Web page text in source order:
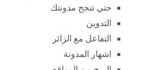
حتي تنجح مدونتك
التدوين
التفاعل مع الزائر
اشهار المدونة